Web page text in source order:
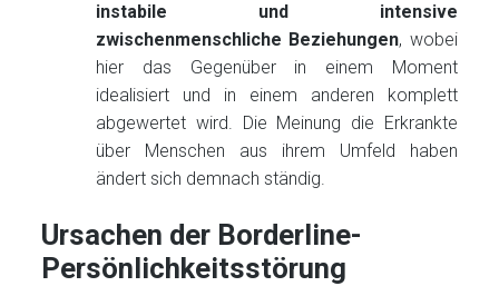
instabile und intensive
zwischenmenschliche Beziehungen, wobei
hier das Gegenüber in einem Moment
idealisiert und in einem anderen komplett
abgewertet wird. Die Meinung die Erkrankte
über Menschen aus ihrem Umfeld haben
ändert sich demnach ständig.
Ursachen der Borderline-
Persönlichkeitsstörung